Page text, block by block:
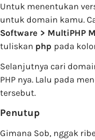
Untuk menentukan
untuk domain kamu.
Software > MultiPHP
tuliskan php pada
Selanjutnya cari
PHP nya. Lalu pada
tersebut.
Penutup
Gimana Sob, nggak